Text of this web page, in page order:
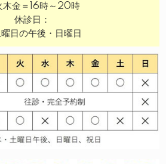
木金＝16時～20時
休診日：
日の午後・日曜日